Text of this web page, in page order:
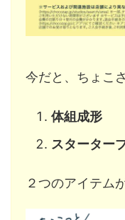
今だと、ちょこ
体組成形
スターター
２つのアイテム